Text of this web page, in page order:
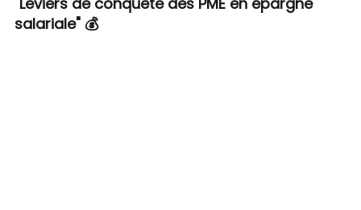
salariale" 💰